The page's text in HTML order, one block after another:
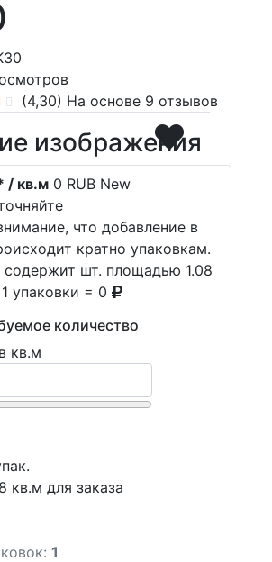
(4,30) На основе 9 отзывов
изображения
/ кв.м 0 RUB New
что добавление в
кратно упаковкам.
содержит шт. площадью 1.08
упаковки = 0
количество
кв.м
кв.м для заказа
1